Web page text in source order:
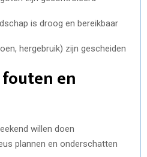
is droog en bereikbaar
hergebruik) zijn gescheiden
en
willen doen
plannen en onderschatten